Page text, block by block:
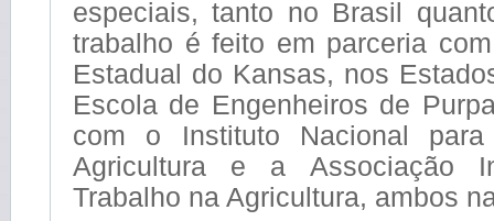
especiais, tanto no Brasil
trabalho é feito em parceria
Estadual do Kansas, nos
Escola de Engenheiros de
com o Instituto Nacional
Agricultura e a Associação
Trabalho na Agricultura, ambos